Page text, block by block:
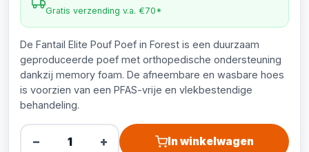
Gratis verzending v.a. €70*
De Fantail Elite Pouf Poef in Forest is een duurzaam
geproduceerde poef met orthopedische ondersteuning
dankzij memory foam. De afneembare en wasbare hoes
is voorzien van een PFAS-vrije en vlekbestendige
behandeling.
− + In winkelwagen